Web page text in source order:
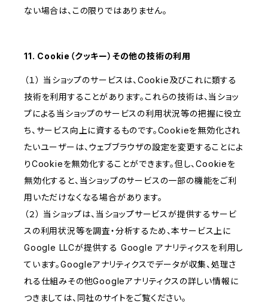
ない場合は、この限りではありません。
11. Cookie（クッキー）その他の技術の利用
（１） 当ショップのサービスは、Cookie及びこれに類する
技術を利用することがあります。これらの技術は、当ショッ
プによる当ショップのサービスの利用状況等の把握に役立
ち、サービス向上に資するものです。Cookieを無効化され
たいユーザーは、ウェブブラウザの設定を変更することによ
りCookieを無効化することができます。但し、Cookieを
無効化すると、当ショップのサービスの一部の機能をご利
用いただけなくなる場合があります。
（２） 当ショップは、当ショップサービスが提供するサービ
スの利用状況等を調査・分析するため、本サービス上に
Google LLCが提供する Google アナリティクスを利用し
ています。Googleアナリティクスでデータが収集、処理さ
れる仕組みその他Googleアナリティクスの詳しい情報に
つきましては、同社のサイトをご覧ください。